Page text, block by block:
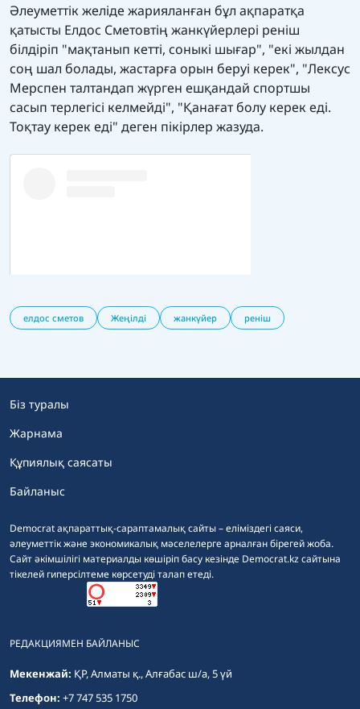
Әлеуметтік желіде жарияланған бұл ақпаратқа
қатысты Елдос Сметовтің жанкүйерлері реніш
білдіріп "мақтанып кетті, соныкі шығар", "екі жылдан
соң шал болады, жастарға орын беруі керек", "Лексус
Мерспен талтандап жүрген ешқандай спортшы
сасып терлегісі келмейді", "Қанағат болу керек еді.
Тоқтау керек еді" деген пікірлер жазуда.
елдос сметов Жеңілді жанкүйер реніш
Democrat ақпараттық-сараптамалық сайты – еліміздегі саяси,
әлеуметтік және экономикалық мәселелерге арналған бірегей жоба.
Сайт әкімшілігі материалды көшіріп басу кезінде Democrat.kz сайтына
тікелей гиперсілтеме көрсетуді талап етеді.
Біз туралы
Жарнама
Құпиялық саясаты
Байланыс
РЕДАКЦИЯМЕН БАЙЛАНЫС
Мекенжай: ҚР, Алматы қ., Алғабас ш/а, 5 үй
Телефон: +7 747 535 1750